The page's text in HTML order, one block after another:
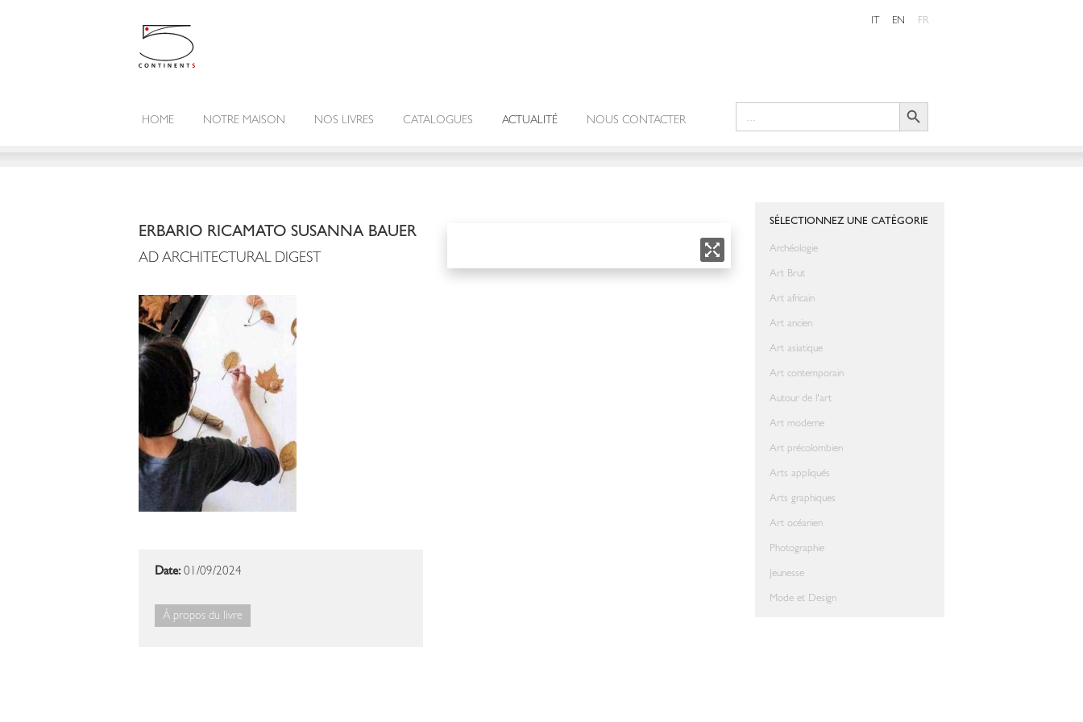
IT EN FR
HOME NOTRE MAISON NOS LIVRES CATALOGUES ACTUALITÉ NOUS CONTACTER
Search Button
ERBARIO RICAMATO SUSANNA BAUER
AD ARCHITECTURAL DIGEST
Date: 01/09/2024
À propos du livre
SÉLECTIONNEZ UNE CATÉGORIE
Archéologie
Art Brut
Art africain
Art ancien
Art asiatique
Art contemporain
Autour de l'art
Art moderne
Art précolombien
Arts appliqués
Arts graphiques
Art océanien
Photographie
Jeunesse
Mode et Design